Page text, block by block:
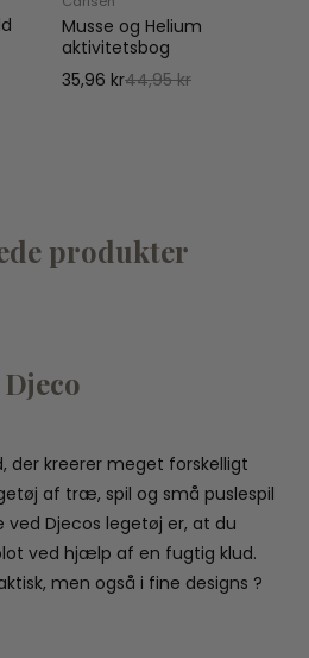
Musse og Helium
aktivitetsbog
35,96 kr44,95 kr
produkter
Djeco
der kreerer meget forskelligt
af træ, spil og små puslespil
Djecos legetøj er, at du
ved hjælp af en fugtig klud.
men også i fine designs ?